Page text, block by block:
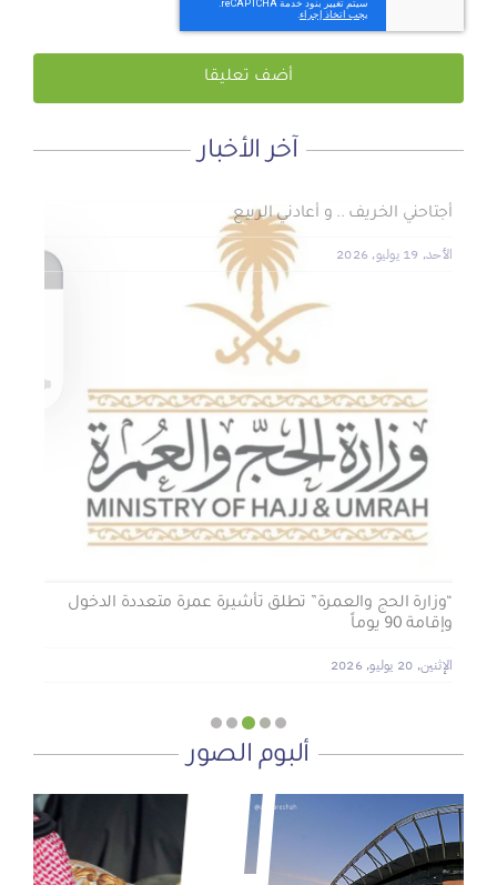
آخر الأخبار
الجمعية الخيرية للخدمات الاجتماعية بنجران تنفذ مشروعي
تأثيث المنازل وسداد الإيجارات بدعم من منصة ديم للمنح
التنموي
الأربعاء, 29 يوليو, 2026
“وزارة الحج والعمرة” تطلق تأشيرة عمرة متعددة الدخول
وإقامة 90 يوماً
الإثنين, 20 يوليو, 2026
أجتاحني الخريف .. و أعادني الربيع
الأحد, 19 يوليو, 2026
لماذا نعمل 8 ساعات؟
الجمعة, 3 يوليو, 2026
المنطقة الآمنة
الخميس, 2 يوليو, 2026
ألبوم الصور